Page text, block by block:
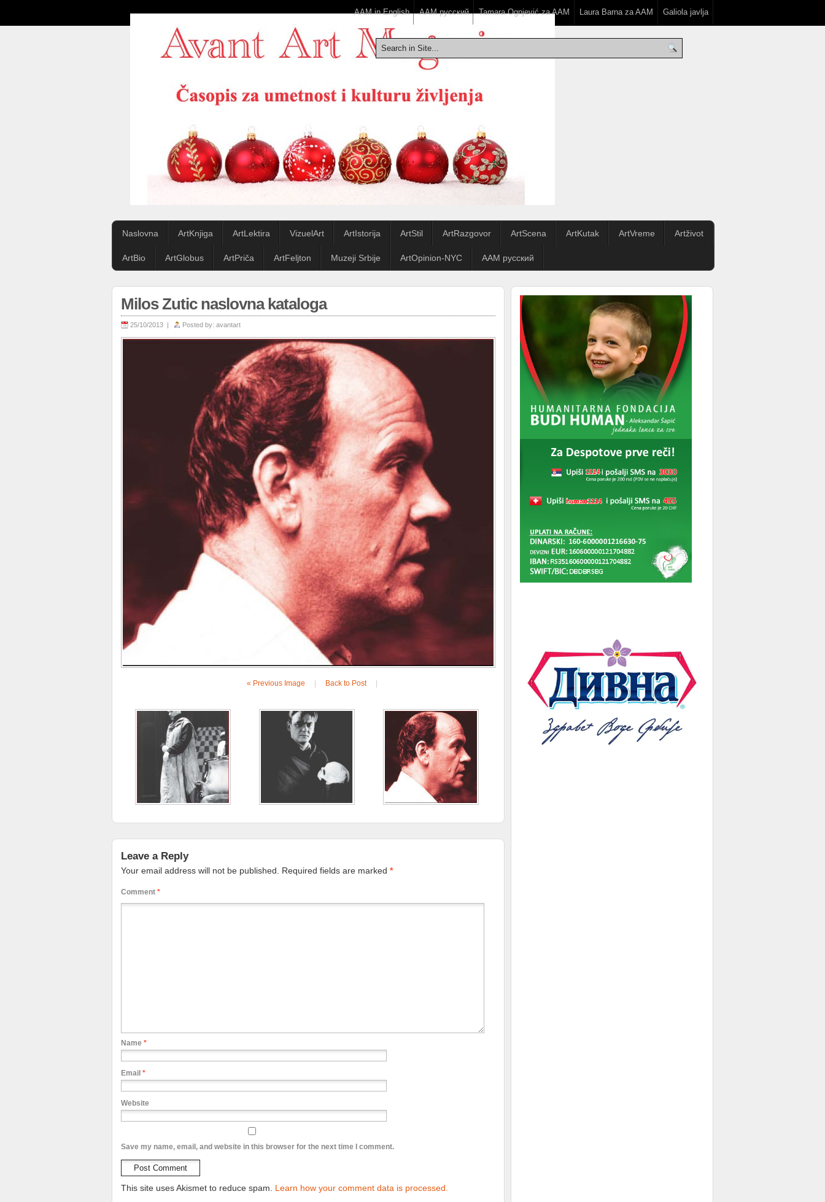
AAM in English ААМ русский Tamara Ognjević za AAM Laura Barna za AAM Galiola javlja
Naslovna ArtKnjiga ArtLektira VizuelArt ArtIstorija ArtStil ArtRazgovor ArtScena ArtKutak ArtVreme Artživot
ArtBio ArtGlobus ArtPriča ArtFeljton Muzeji Srbije ArtOpinion-NYC ААМ русский
Milos Zutic naslovna kataloga
25/10/2013 | Posted by: avantart
« Previous Image Back to Post
Leave a Reply
Your email address will not be published. Required fields are marked *
Comment *
Name *
Email *
Website
Save my name, email, and website in this browser for the next time I comment.
This site uses Akismet to reduce spam. Learn how your comment data is processed.